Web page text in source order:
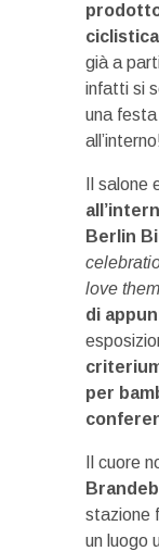
già a
infatti si
una
Il salone
Berlin
love them
di
per
Il cuore
stazione
un luogo